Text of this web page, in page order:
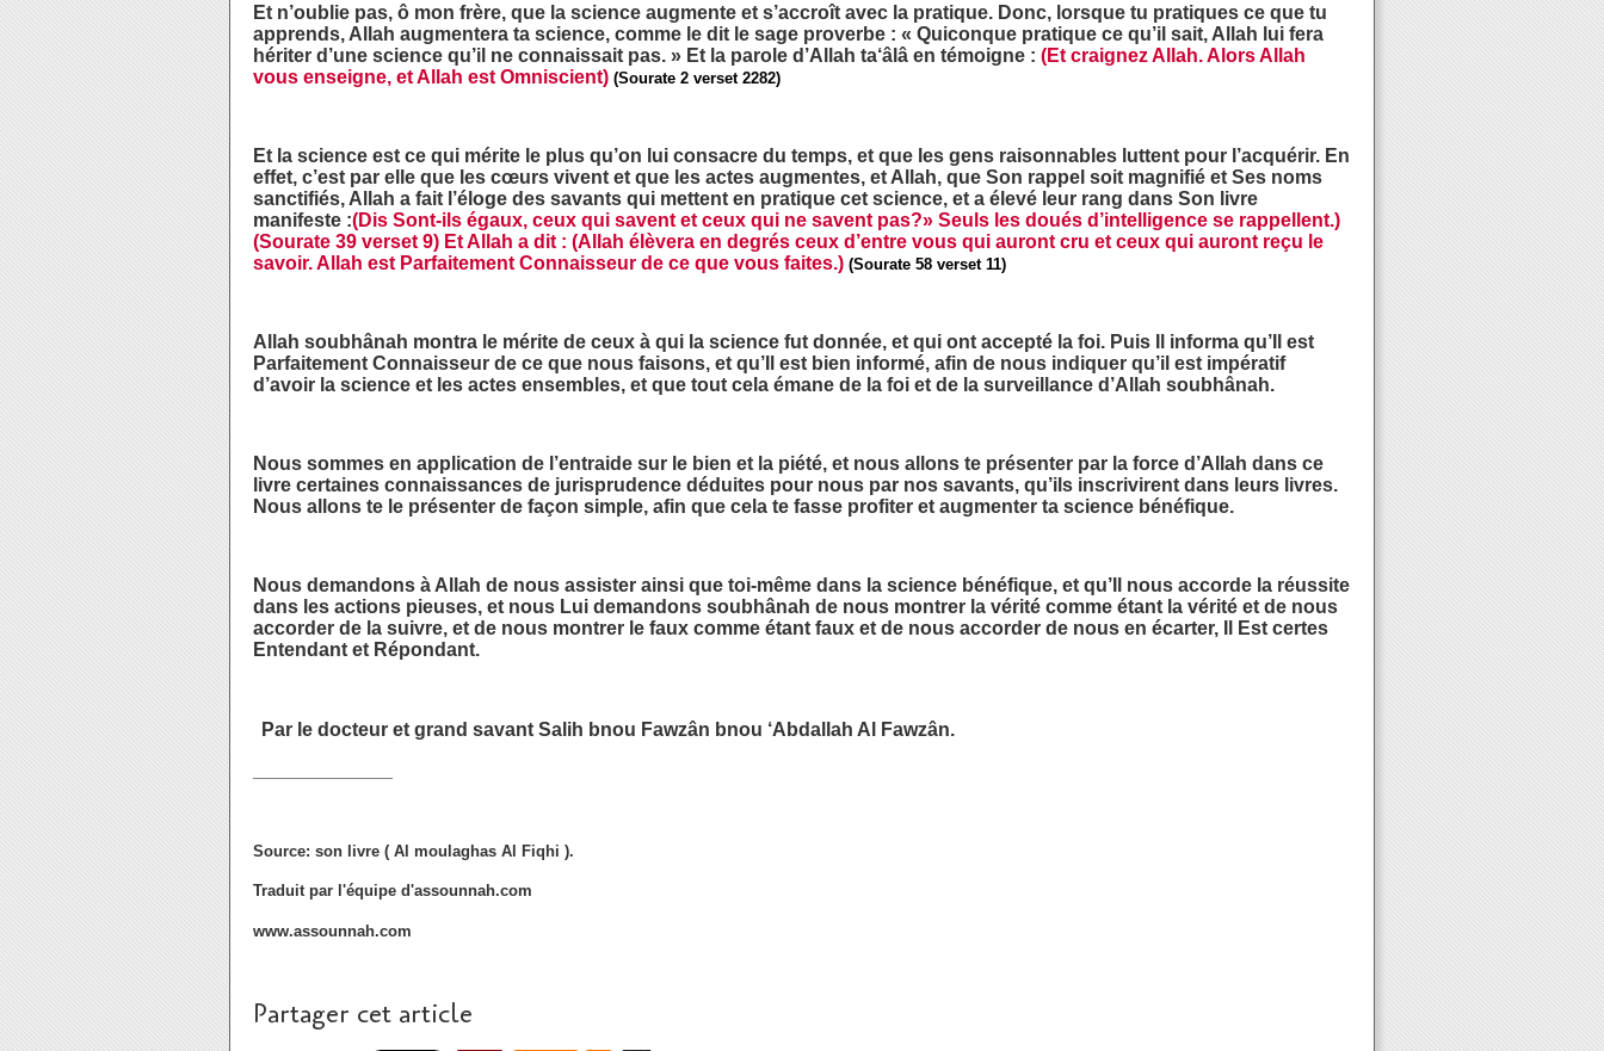
Et n’oublie pas, ô mon frère, que la science augmente et s’accroît avec la pratique. Donc, lorsque tu pratiques ce que tu
apprends, Allah augmentera ta science, comme le dit le sage proverbe : « Quiconque pratique ce qu’il sait, Allah lui fera
hériter d’une science qu’il ne connaissait pas. » Et la parole d’Allah ta‘âlâ en témoigne : (Et craignez Allah. Alors Allah
vous enseigne, et Allah est Omniscient) (Sourate 2 verset 2282)
Et la science est ce qui mérite le plus qu’on lui consacre du temps, et que les gens raisonnables luttent pour l’acquérir. En
effet, c’est par elle que les cœurs vivent et que les actes augmentes, et Allah, que Son rappel soit magnifié et Ses noms
sanctifiés, Allah a fait l’éloge des savants qui mettent en pratique cet science, et a élevé leur rang dans Son livre
manifeste :(Dis Sont-ils égaux, ceux qui savent et ceux qui ne savent pas?» Seuls les doués d’intelligence se rappellent.)
(Sourate 39 verset 9) Et Allah a dit : (Allah élèvera en degrés ceux d’entre vous qui auront cru et ceux qui auront reçu le
savoir. Allah est Parfaitement Connaisseur de ce que vous faites.) (Sourate 58 verset 11)
Allah soubhânah montra le mérite de ceux à qui la science fut donnée, et qui ont accepté la foi. Puis Il informa qu’Il est
Parfaitement Connaisseur de ce que nous faisons, et qu’Il est bien informé, afin de nous indiquer qu’il est impératif
d’avoir la science et les actes ensembles, et que tout cela émane de la foi et de la surveillance d’Allah soubhânah.
Nous sommes en application de l’entraide sur le bien et la piété, et nous allons te présenter par la force d’Allah dans ce
livre certaines connaissances de jurisprudence déduites pour nous par nos savants, qu’ils inscrivirent dans leurs livres.
Nous allons te le présenter de façon simple, afin que cela te fasse profiter et augmenter ta science bénéfique.
Nous demandons à Allah de nous assister ainsi que toi-même dans la science bénéfique, et qu’Il nous accorde la réussite
dans les actions pieuses, et nous Lui demandons soubhânah de nous montrer la vérité comme étant la vérité et de nous
accorder de la suivre, et de nous montrer le faux comme étant faux et de nous accorder de nous en écarter, Il Est certes
Entendant et Répondant.
Par le docteur et grand savant Salih bnou Fawzân bnou ‘Abdallah Al Fawzân.
Source: son livre ( Al moulaghas Al Fiqhi ).
Traduit par l'équipe d'assounnah.com
www.assounnah.com
Partager cet article